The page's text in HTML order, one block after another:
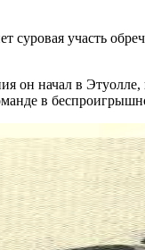
суровая участь
он начал в
в